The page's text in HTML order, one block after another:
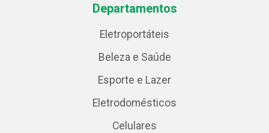
Departamentos
Eletroportáteis
Beleza e Saúde
Esporte e Lazer
Eletrodomésticos
Celulares